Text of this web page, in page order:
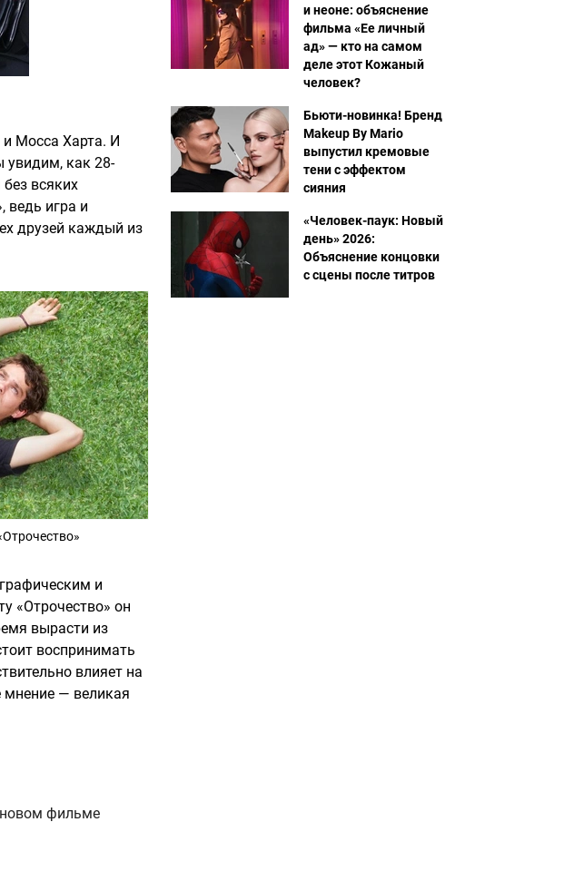
Мосса Харта. И
увидим, как 28-
всяких
ведь игра и
друзей каждый из
и
«Отрочество» он
вырасти из
воспринимать
влияет на
мнение — великая
фильме
и неоне: объяснение
фильма «Ее личный
ад» — кто на самом
деле этот Кожаный
человек?
Бьюти-новинка! Бренд
Makeup By Mario
выпустил кремовые
тени с эффектом
сияния
«Человек-паук: Новый
день» 2026:
Объяснение концовки
с сцены после титров